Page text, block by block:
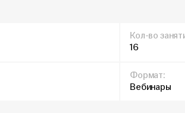
Кол-во
16
Формат:
Вебинары